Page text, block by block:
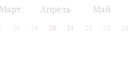
Март Апрель Май
18 19 20 21 22 23 24